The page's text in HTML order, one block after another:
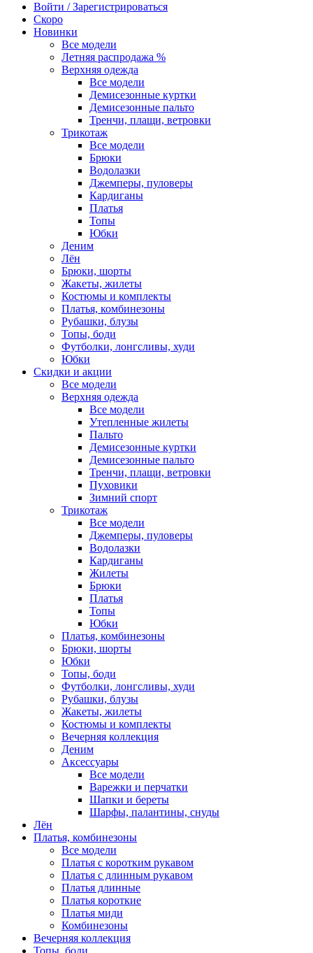
Войти / Зарегистрироваться
Скоро
Новинки
Все модели
Летняя распродажа %
Верхняя одежда
Все модели
Демисезонные куртки
Демисезонные пальто
Тренчи, плащи, ветровки
Трикотаж
Все модели
Брюки
Водолазки
Джемперы, пуловеры
Кардиганы
Платья
Топы
Юбки
Деним
Лён
Брюки, шорты
Жакеты, жилеты
Костюмы и комплекты
Платья, комбинезоны
Рубашки, блузы
Топы, боди
Футболки, лонгсливы, худи
Юбки
Скидки и акции
Все модели
Верхняя одежда
Все модели
Утепленные жилеты
Пальто
Демисезонные куртки
Демисезонные пальто
Тренчи, плащи, ветровки
Пуховики
Зимний спорт
Трикотаж
Все модели
Джемперы, пуловеры
Водолазки
Кардиганы
Жилеты
Брюки
Платья
Топы
Юбки
Платья, комбинезоны
Брюки, шорты
Юбки
Топы, боди
Футболки, лонгсливы, худи
Рубашки, блузы
Жакеты, жилеты
Костюмы и комплекты
Вечерняя коллекция
Деним
Аксессуары
Все модели
Варежки и перчатки
Шапки и береты
Шарфы, палантины, снуды
Лён
Платья, комбинезоны
Все модели
Платья с коротким рукавом
Платья с длинным рукавом
Платья длинные
Платья короткие
Платья миди
Комбинезоны
Вечерняя коллекция
Топы, боди